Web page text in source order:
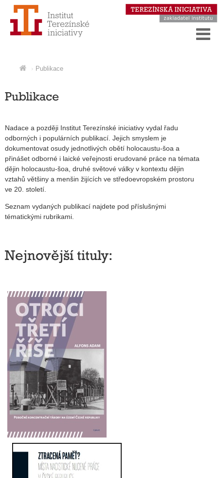
Publikace
Publikace
Nadace a později Institut Terezínské iniciativy vydal řadu
odborných i populárních publikací. Jejich smyslem je
dokumentovat osudy jednotlivých obětí holocaustu-šoa a
přinášet odborné i laické veřejnosti erudované práce na témata
dějin holocaustu-šoa, druhé světové války v kontextu dějin
vztahů většiny a menšin žijících ve středoevropském prostoru
ve 20. století.
Seznam vydaných publikací najdete pod příslušnými
tématickými rubrikami.
Nejnovější tituly: